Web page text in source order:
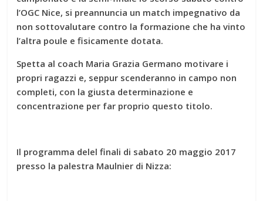
l’OGC Nice, si preannuncia un match impegnativo da
non sottovalutare contro la formazione che ha vinto
l’altra poule e fisicamente dotata.
Spetta al coach Maria Grazia Germano motivare i
propri ragazzi e, seppur scenderanno in campo non
completi, con la giusta determinazione e
concentrazione per far proprio questo titolo.
Il programma delel finali di sabato 20 maggio 2017
presso la palestra Maulnier di Nizza: